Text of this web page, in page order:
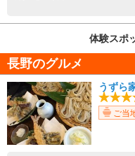
体験スポ
長野のグルメ
うずら
ご当